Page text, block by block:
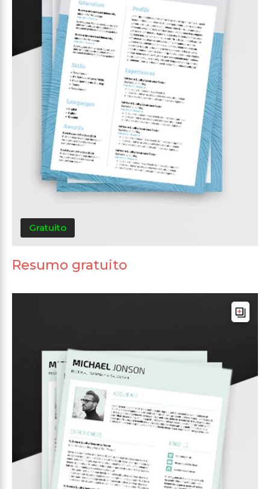
Gratuito
Resumo gratuito